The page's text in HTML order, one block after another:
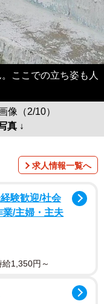
ここでの立ち姿も人
像（2/10）
真 ↓
求人情報一覧へ
験歓迎/社会
業/主婦・主夫
1,350円～